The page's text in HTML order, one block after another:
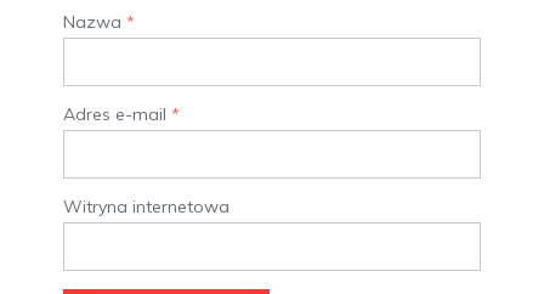
Nazwa *
Adres e-mail *
Witryna internetowa